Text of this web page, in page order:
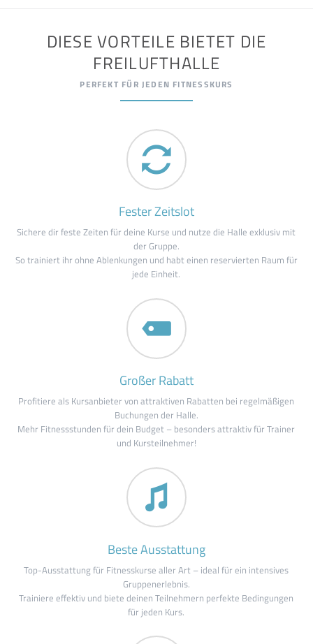
DIESE VORTEILE BIETET DIE
FREILUFTHALLE
PERFEKT FÜR JEDEN FITNESSKURS
Fester Zeitslot
Sichere dir feste Zeiten für deine Kurse und nutze die Halle exklusiv mit
der Gruppe.
So trainiert ihr ohne Ablenkungen und habt einen reservierten Raum für
jede Einheit.
Großer Rabatt
Profitiere als Kursanbieter von attraktiven Rabatten bei regelmäßigen
Buchungen der Halle.
Mehr Fitnessstunden für dein Budget – besonders attraktiv für Trainer
und Kursteilnehmer!
Beste Ausstattung
Top-Ausstattung für Fitnesskurse aller Art – ideal für ein intensives
Gruppenerlebnis.
Trainiere effektiv und biete deinen Teilnehmern perfekte Bedingungen
für jeden Kurs.